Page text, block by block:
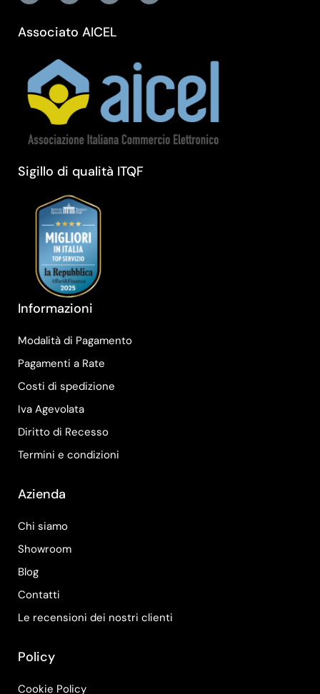
Associato AICEL
Sigillo di qualità ITQF
Informazioni
Modalità di Pagamento
Pagamenti a Rate
Costi di spedizione
Iva Agevolata
Diritto di Recesso
Termini e condizioni
Azienda
Chi siamo
Showroom
Blog
Contatti
Le recensioni dei nostri clienti
Policy
Cookie Policy